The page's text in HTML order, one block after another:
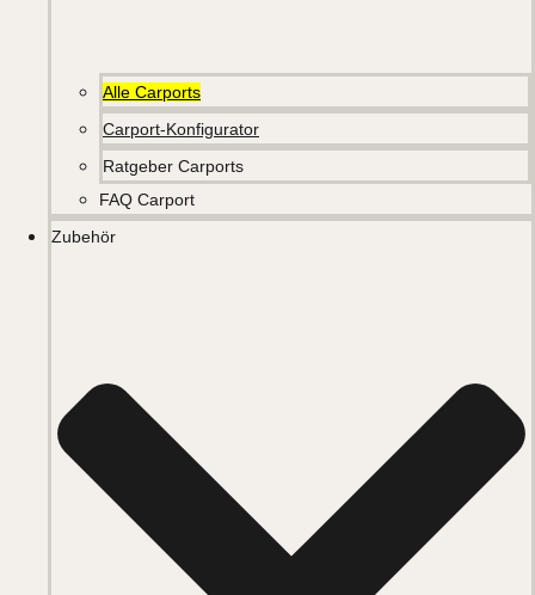
Alle Carports
Carport-Konfigurator
Ratgeber Carports
FAQ Carport
Zubehör